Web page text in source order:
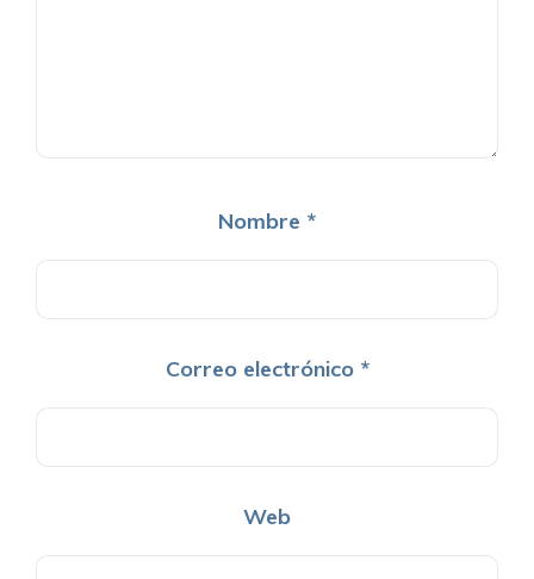
Nombre *
Correo electrónico *
Web